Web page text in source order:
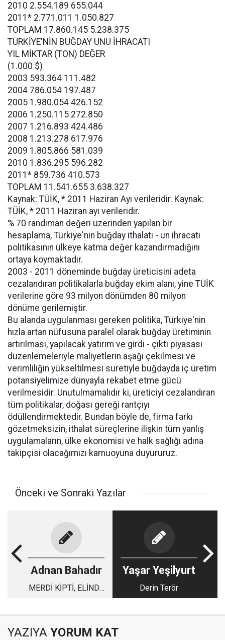
2010 2.554.189 655.044
2011* 2.771.011 1.050.827
TOPLAM 17.860.145 5.238.375
TÜRKİYE'NİN BUĞDAY UNU İHRACATI
YIL MİKTAR (TON) DEĞER
(1.000 $)
2003 593.364 111.482
2004 786.054 197.487
2005 1.980.054 426.152
2006 1.250.115 272.850
2007 1.216.893 424.486
2008 1.213.278 617.976
2009 1.805.866 581.039
2010 1.836.295 596.282
2011* 859.736 410.573
TOPLAM 11.541.655 3.638.327
Kaynak: TÜİK, * 2011 Haziran Ayı verileridir. Kaynak:
TÜİK, * 2011 Haziran ayı verileridir.
% 70 randıman değeri üzerinden yapılan bir
hesaplama, Türkiye'nin buğday ithalatı - un ihracatı
politikasının ülkeye katma değer kazandırmadığını
ortaya koymaktadır.
2003 - 2011 döneminde buğday üreticisini adeta
cezalandıran politikalarla buğday ekim alanı, yine TÜİK
verilerine göre 93 milyon dönümden 80 milyon
dönüme gerilemiştir.
Bu alanda uygulanması gereken politika, Türkiye'nin
hızla artan nüfusuna paralel olarak buğday üretiminin
artırılması, yapılacak yatırım ve girdi - çıktı piyasası
düzenlemeleriyle maliyetlerin aşağı çekilmesi ve
verimliliğin yükseltilmesi suretiyle buğdayda iç üretim
potansiyelimize dünyayla rekabet etme gücü
verilmesidir. Unutulmamalıdır ki, üreticiyi cezalandıran
tüm politikalar, doğası gereği rantçıyı
ödüllendirmektedir. Bundan böyle de, firma farkı
gözetmeksizin, ithalat süreçlerine ilişkin tüm yanlış
uygulamaların, ülke ekonomisi ve halk sağlığı adına
takipçisi olacağımızı kamuoyuna duyururuz.
Önceki ve Sonraki Yazılar
Adnan Bahadır
MERDİ KİPTİ, ELİNDE
Yaşar Yeşilyurt
Derin Terör
YAZIYA YORUM KAT